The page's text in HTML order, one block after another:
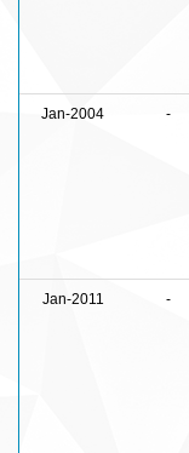
Jan-2004 -
Jan-2011 -